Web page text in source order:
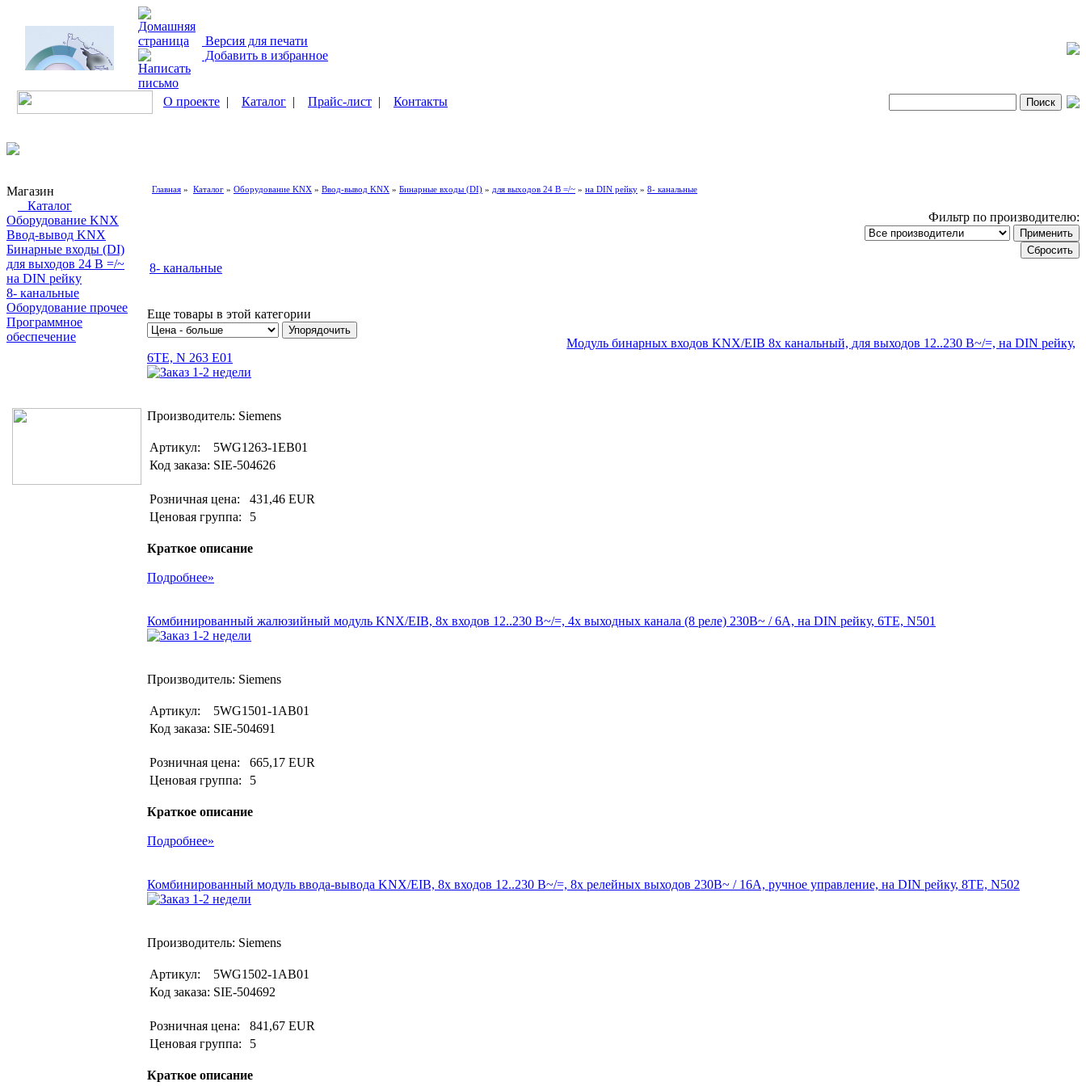
Версия для печати
Добавить в избранное
О проекте | Каталог | Прайс-лист | Контакты
Магазин
Каталог
Оборудование KNX
Ввод-вывод KNX
Бинарные входы (DI)
для выходов 24 В =/~
на DIN рейку
8- канальные
Оборудование прочее
Программное
обеспечение
Главная » Каталог » Оборудование KNX » Ввод-вывод KNX » Бинарные входы (DI) » для выходов 24 В =/~ » на DIN рейку » 8- канальные
Фильтр по производителю:
8- канальные
Еще товары в этой категории
Модуль бинарных входов KNX/EIB 8x канальный, для выходов 12..230 В~/=, на DIN рейку,
6TE, N 263 E01
Производитель: Siemens
Артикул:
5WG1263-1EB01
Код заказа: SIE-504626
Розничная цена:
431,46 EUR
Ценовая группа:
5
Краткое описание
Подробнее»
Комбинированный жалюзийный модуль KNX/EIB, 8x входов 12..230 В~/=, 4x выходных канала (8 реле) 230В~ / 6А, на DIN рейку, 6TE, N501
Производитель: Siemens
Артикул:
5WG1501-1AB01
Код заказа: SIE-504691
Розничная цена:
665,17 EUR
Ценовая группа:
5
Краткое описание
Подробнее»
Комбинированный модуль ввода-вывода KNX/EIB, 8x входов 12..230 В~/=, 8x релейных выходов 230В~ / 16А, ручное управление, на DIN рейку, 8TE, N502
Производитель: Siemens
Артикул:
5WG1502-1AB01
Код заказа: SIE-504692
Розничная цена:
841,67 EUR
Ценовая группа:
5
Краткое описание